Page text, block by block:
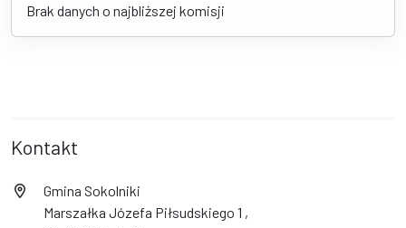
Brak danych o najbliższej komisji
Kontakt
Gmina Sokolniki
Marszałka Józefa Piłsudskiego 1 ,